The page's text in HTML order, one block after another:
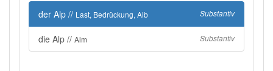
PowerIndex:2
Häufigkeit: 2 von 10
der Alp // Last, Bedrückung, Alb Substantiv
die Alp // Alm Substantiv